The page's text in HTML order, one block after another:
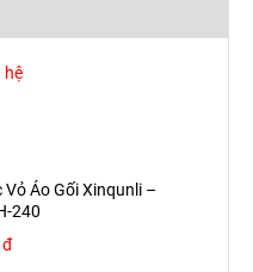
Khổ 600mm
hệ
Áo Gối Xinqunli –
240
đ